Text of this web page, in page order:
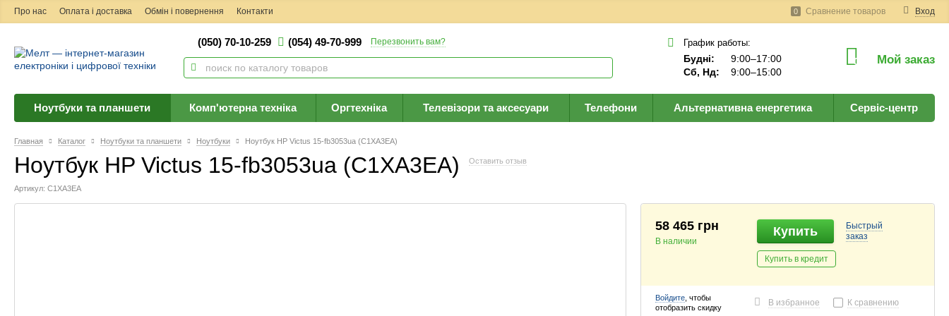
Про нас Оплата і доставка Обмін і повернення Контакти Вход
0 Сравнение товаров
(050) 70-10-259 (054) 49-70-999 Перезвонить вам? График работы:
Будні:
9:00–17:00
Сб, Нд:
9:00–15:00
0 Мой заказ
Ноутбуки та планшети Комп'ютерна техніка Оргтехніка Телевізори та аксесуари Телефони Альтернативна енергетика Сервіс-центр
Главная Каталог Ноутбуки та планшети Ноутбуки Ноутбук HP Victus 15-fb3053ua (C1XA3EA)
Ноутбук HP Victus 15-fb3053ua (C1XA3EA) Оставить отзыв
Артикул: C1XA3EA
58 465 грн
В наличии
Купить
Купить в кредит
Быстрый
заказ
Войдите, чтобы
отобразить скидку
В избранное К сравнению